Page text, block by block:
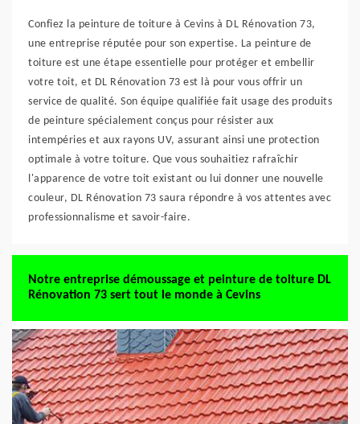
Confiez la peinture de toiture à Cevins à DL Rénovation 73,
une entreprise réputée pour son expertise. La peinture de
toiture est une étape essentielle pour protéger et embellir
votre toit, et DL Rénovation 73 est là pour vous offrir un
service de qualité. Son équipe qualifiée fait usage des produits
de peinture spécialement conçus pour résister aux
intempéries et aux rayons UV, assurant ainsi une protection
optimale à votre toiture. Que vous souhaitiez rafraîchir
l'apparence de votre toit existant ou lui donner une nouvelle
couleur, DL Rénovation 73 saura répondre à vos attentes avec
professionnalisme et savoir-faire.
Notre entreprise démoussage et peinture de toiture DL
Rénovation 73 sert tout le monde à Cevins